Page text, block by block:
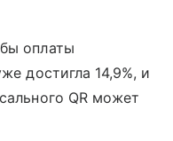
оплаты
достигла 14,9%, и
QR может